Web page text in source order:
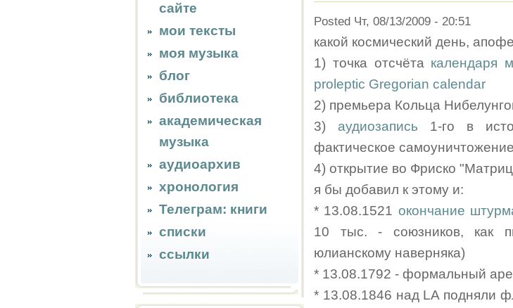
сайте
мои тексты
моя музыка
блог
библиотека
академическая
музыка
аудиоархив
хронология
Телеграм: книги
списки
ссылки
Posted Чт, 08/13/2009 - 20:51
какой космический день,
1) точка отсчёта календаря
proleptic Gregorian calendar
2) премьера Кольца
3) аудиозапись 1-го в
фактическое
4) открытие во Фриско
я бы добавил к этому и:
* 13.08.1521 окончание
10 тыс. - союзников, как
юлианскому наверняка)
* 13.08.1792 - формальный
* 13.08.1846 над LA подняли